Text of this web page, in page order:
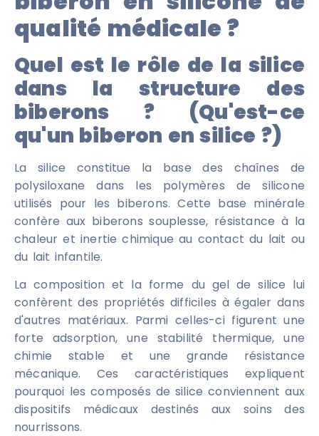
qualité médicale ?
Quel est le rôle de la silice
dans la structure des
biberons ? (Qu'est-ce
qu'un biberon en silice ?)
La silice constitue la base des chaînes de
polysiloxane dans les polymères de silicone
utilisés pour les biberons. Cette base minérale
confère aux biberons souplesse, résistance à la
chaleur et inertie chimique au contact du lait ou
du lait infantile.
La composition et la forme du gel de silice lui
confèrent des propriétés difficiles à égaler dans
d'autres matériaux. Parmi celles-ci figurent une
forte adsorption, une stabilité thermique, une
chimie stable et une grande résistance
mécanique. Ces caractéristiques expliquent
pourquoi les composés de silice conviennent aux
dispositifs médicaux destinés aux soins des
nourrissons.